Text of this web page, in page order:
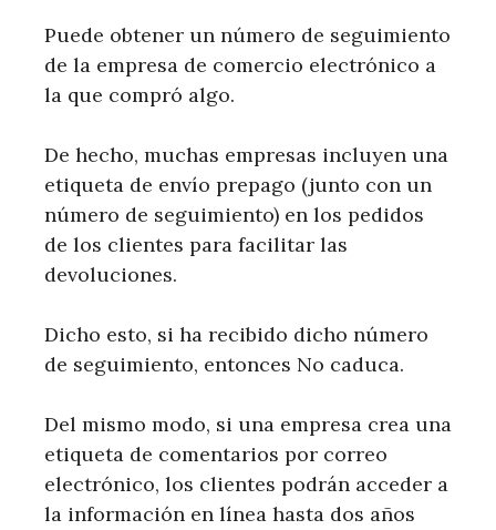
Puede obtener un número de seguimiento
de la empresa de comercio electrónico a
la que compró algo.
De hecho, muchas empresas incluyen una
etiqueta de envío prepago (junto con un
número de seguimiento) en los pedidos
de los clientes para facilitar las
devoluciones.
Dicho esto, si ha recibido dicho número
de seguimiento, entonces No caduca.
Del mismo modo, si una empresa crea una
etiqueta de comentarios por correo
electrónico, los clientes podrán acceder a
la información en línea hasta dos años